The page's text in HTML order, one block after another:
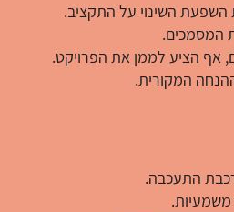
השפעת השינוי על התקציב.
המסמכים.
אף הציע לממן את הפרויקט.
המקורית.
התעכבה.
משמעיות.